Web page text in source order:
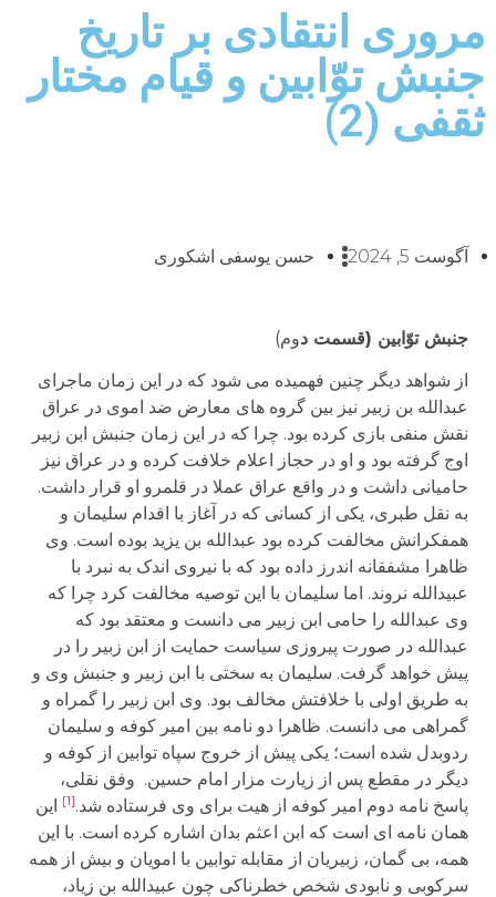
مروری انتقادی بر تاریخ
جنبش توّابین و قیام مختار
ثقفی (2)
آگوست 5, 2024 حسن یوسفی اشکوری
جنبش توّابین (قسمت دوم)
از شواهد دیگر چنین فهمیده می شود که در این زمان ماجرای
عبدالله بن زبیر نیز بین گروه های معارض ضد اموی در عراق
نقش منفی بازی کرده بود. چرا که در این زمان جنبش ابن زبیر
اوج گرفته بود و او در حجاز اعلام خلافت کرده و در عراق نیز
حامیانی داشت و در واقع عراق عملا در قلمرو او قرار داشت.
به نقل طبری، یکی از کسانی که در آغاز با اقدام سلیمان و
همفکرانش مخالفت کرده بود عبدالله بن یزید بوده است. وی
ظاهرا مشفقانه اندرز داده بود که با نیروی اندک به نبرد با
عبیدالله نروند. اما سلیمان با این توصیه مخالفت کرد چرا که
وی عبدالله را حامی ابن زبیر می دانست و معتقد بود که
عبدالله در صورت پیروزی سیاست حمایت از ابن زبیر را در
پیش خواهد گرفت. سلیمان به سختی با ابن زبیر و جنبش وی و
به طریق اولی با خلافتش مخالف بود. وی ابن زبیر را گمراه و
گمراهی می دانست. ظاهرا دو نامه بین امیر کوفه و سلیمان
ردوبدل شده است؛ یکی پیش از خروج سپاه توابین از کوفه و
دیگر در مقطع پس از زیارت مزار امام حسین. وفق نقلی،
پاسخ نامه دوم امیر کوفه از هیت برای وی فرستاده شد.[1]
این
همان نامه ای است که ابن اعثم بدان اشاره کرده است. با این
همه، بی گمان، زبیریان از مقابله توابین با امویان و بیش از همه
سرکوبی و نابودی شخص خطرناکی چون عبیدالله بن زیاد،